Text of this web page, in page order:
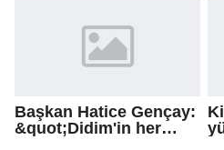
Başkan Hatice Gençay:
&quot;Didim'in her